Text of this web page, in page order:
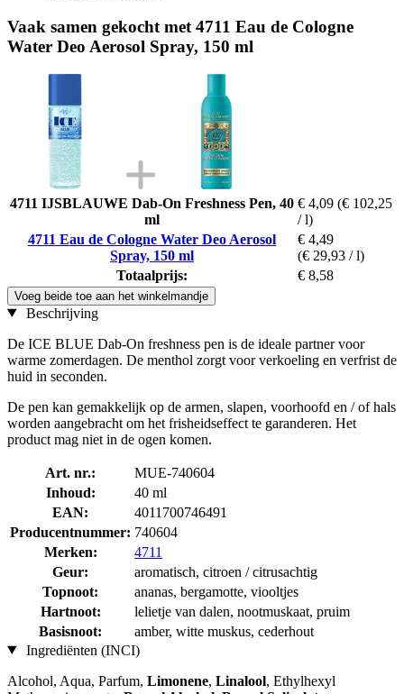
Vaak samen gekocht met 4711 Eau de Cologne
Water Deo Aerosol Spray, 150 ml
4711 IJSBLAUWE Dab-On Freshness Pen, 40
ml
€ 4,09 (€ 102,25
/ l)
4711 Eau de Cologne Water Deo Aerosol
Spray, 150 ml
€ 4,49
(€ 29,93 / l)
Totaalprijs:
€ 8,58
Voeg beide toe aan het winkelmandje
Beschrijving
De ICE BLUE Dab-On freshness pen is de ideale partner voor
warme zomerdagen. De menthol zorgt voor verkoeling en verfrist de
huid in seconden.
De pen kan gemakkelijk op de armen, slapen, voorhoofd en / of hals
worden aangebracht om het frisheidseffect te garanderen. Het
product mag niet in de ogen komen.
Art. nr.:
MUE-740604
Inhoud:
40 ml
EAN:
4011700746491
Producentnummer: 740604
Merken:
4711
Geur:
aromatisch, citroen / citrusachtig
Topnoot:
ananas, bergamotte, viooltjes
Hartnoot:
lelietje van dalen, nootmuskaat, pruim
Basisnoot:
amber, witte muskus, cederhout
Ingrediënten (INCI)
Alcohol, Aqua, Parfum, Limonene, Linalool, Ethylhexyl